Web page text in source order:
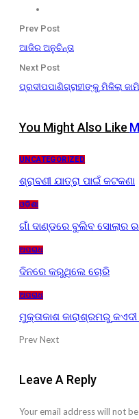
Prev Post
ଆଜିର ଅନୁଚିନ୍ତା
Next Post
ପ୍ରଦୀପପାଣିଗ୍ରାହୀଙ୍କୁ ମିଳିଲା
You Might Also Like
UNCATEGORIZED
ଶ୍ରାବଣୀ ଯାତ୍ରା ପାଇଁ କଟକଣା
ଓଡ଼ିଶା
ଗାଁ ଦାଣ୍ଡରେ ବୁଲିବ ସୋଲାର
ଅପରାଧ
ଦିନରେ କରୁଥିଲେ ଚୋରି
ଅପରାଧ
ମୁକ୍ତାକାଶ କାରାଶ୍ରମରୁ କଏଦୀ
PrevNext
Leave A Reply
Your email address will not